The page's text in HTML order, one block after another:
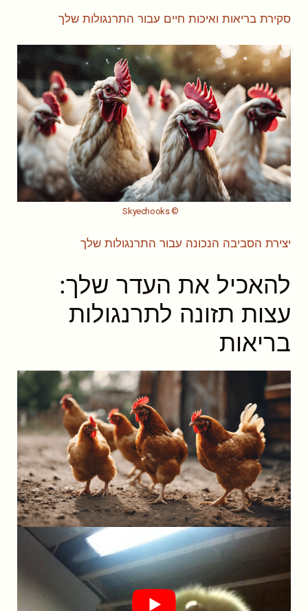
סקירת בריאות ואיכות חיים עבור התרנגולות שלך
© Skyechooks
יצירת הסביבה הנכונה עבור התרנגולות שלך
להאכיל את העדר שלך:
עצות תזונה לתרנגולות
בריאות